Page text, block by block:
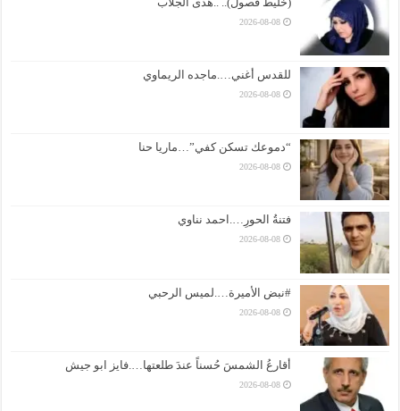
2026-08-08
للقدس أغني….ماجده الريماوي
2026-08-08
“دموعك تسكن كفي”…ماريا حنا
2026-08-08
فتنةُ الحورِ….احمد نناوي
2026-08-08
#نبض الأميرة….لميس الرحبي
2026-08-08
أقارعُ الشمسَ حُسناً عندَ طلعتها….فايز ابو جيش
2026-08-08